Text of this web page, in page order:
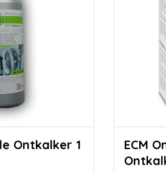
ECM Ontkalker